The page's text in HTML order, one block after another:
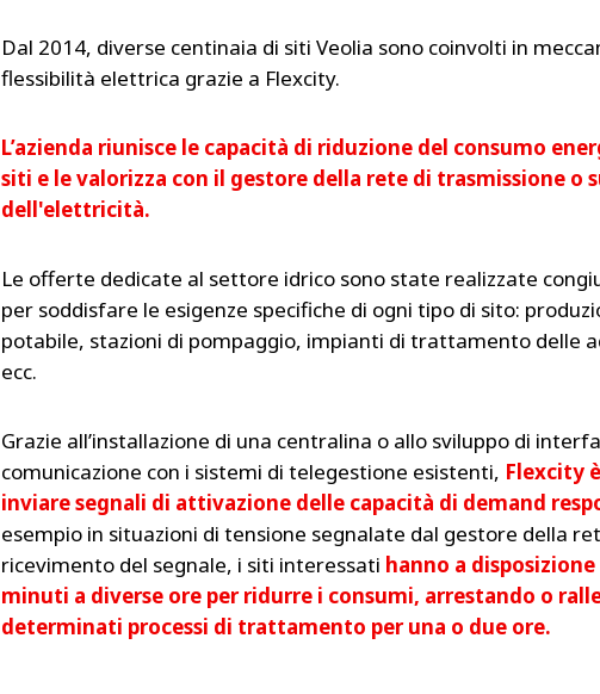
Dal 2014, diverse centinaia di siti Veolia sono coinvolti in
flessibilità elettrica grazie a Flexcity.
L’azienda riunisce le capacità di riduzione del consumo
siti e le valorizza con il gestore della rete di trasmissione o
dell'elettricità.
Le offerte dedicate al settore idrico sono state realizzate
per soddisfare le esigenze specifiche di ogni tipo di sito:
potabile, stazioni di pompaggio, impianti di trattamento delle
ecc.
Grazie all’installazione di una centralina o allo sviluppo di
comunicazione con i sistemi di telegestione esistenti, Flexcity
inviare segnali di attivazione delle capacità di demand
esempio in situazioni di tensione segnalate dal gestore della
ricevimento del segnale, i siti interessati hanno a
minuti a diverse ore per ridurre i consumi, arrestando o
determinati processi di trattamento per una o due ore.